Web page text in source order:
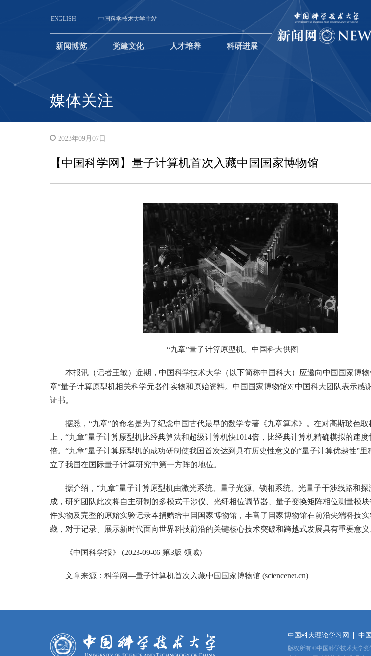
ENGLISH 中国科学技术大学主站
新闻博览 党建文化 人才培养 科研进展
媒体关注
2023年09月07日
【中国科学网】量子计算机首次入藏中国国家博物馆
“九章”量子计算原型机。中国科大供图
本报讯（记者王敏）近期，中国科学技术大学（以下简称中国科大）应邀向中国国家博物
章”量子计算原型机相关科学元器件实物和原始资料。中国国家博物馆对中国科大团队表示感
证书。
据悉，“九章”的命名是为了纪念中国古代最早的数学专著《九章算术》。在对高斯玻色
上，“九章”量子计算原型机比经典算法和超级计算机快1014倍，比经典计算机精确模拟的速度
倍。“九章”量子计算原型机的成功研制使我国首次达到具有历史性意义的“量子计算优越性”里
立了我国在国际量子计算研究中第一方阵的地位。
据介绍，“九章”量子计算原型机由激光系统、量子光源、锁相系统、光量子干涉线路和探
成，研究团队此次将自主研制的多模式干涉仪、光纤相位调节器、量子变换矩阵相位测量模
件实物及完整的原始实验记录本捐赠给中国国家博物馆，丰富了国家博物馆在前沿尖端科技
藏，对于记录、展示新时代面向世界科技前沿的关键核心技术突破和跨越式发展具有重要意义
《中国科学报》 (2023-09-06 第3版 领域)
文章来源： 科学网—量子计算机首次入藏中国国家博物馆 (sciencenet.cn)
中国科大理论学习网 中
版权所有 ©中国科学技术大学